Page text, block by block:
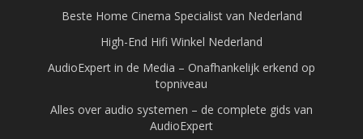
Beste Home Cinema Specialist van Nederland
High-End Hifi Winkel Nederland
AudioExpert in de Media – Onafhankelijk erkend op
topniveau
Alles over audio systemen – de complete gids van
AudioExpert